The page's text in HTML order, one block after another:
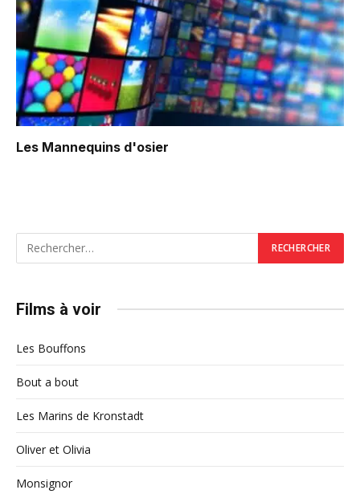
Les Mannequins d'osier
Films à voir
Les Bouffons
Bout a bout
Les Marins de Kronstadt
Oliver et Olivia
Monsignor